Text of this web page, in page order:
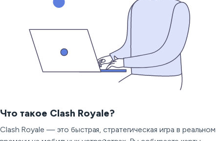
Что такое Clash Royale?
Clash Royale — это быстрая, стратегическая игра в реальном